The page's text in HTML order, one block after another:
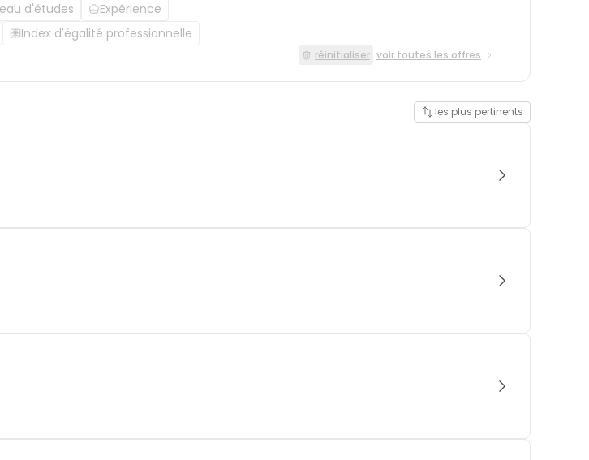
d'études Expérience
Index d'égalité professionnelle
réinitialiser voir toutes les offres
les plus pertinents